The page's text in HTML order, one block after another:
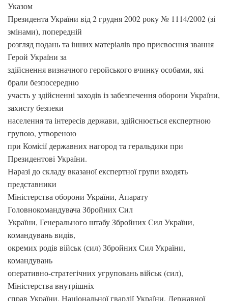
Указом
Президента України від 2 грудня 2002 року № 1114/2002 (зі
змінами), попередній
розгляд подань та інших матеріалів про присвоєння звання
Герой України за
здійснення визначного геройського вчинку особами, які
брали безпосередню
участь у здійсненні заходів із забезпечення оборони України,
захисту безпеки
населення та інтересів держави, здійснюється експертною
групою, утвореною
при Комісії державних нагород та геральдики при
Президентові України.
Наразі до складу вказаної експертної групи входять
представники
Міністерства оборони України, Апарату
Головнокомандувача Збройних Сил
України, Генерального штабу Збройних Сил України,
командувань видів,
окремих родів військ (сил) Збройних Сил України,
командувань
оперативно-стратегічних угруповань військ (сил),
Міністерства внутрішніх
справ України, Національної гвардії України, Державної